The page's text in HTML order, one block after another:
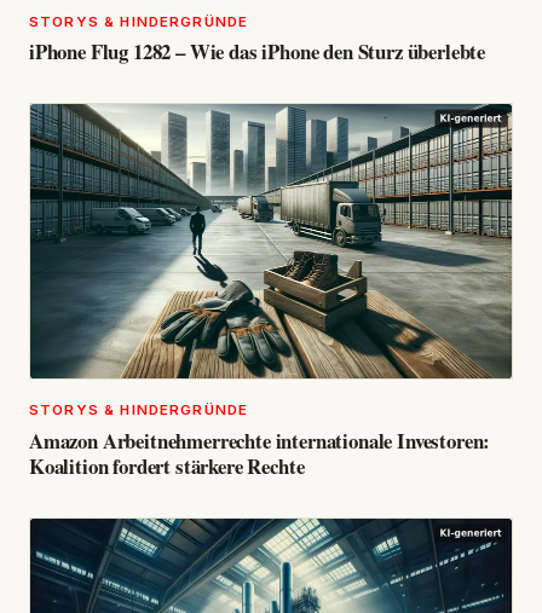
STORYS & HINDERGRÜNDE
iPhone Flug 1282 – Wie das iPhone den Sturz überlebte
STORYS & HINDERGRÜNDE
Amazon Arbeitnehmerrechte internationale Investoren:
Koalition fordert stärkere Rechte